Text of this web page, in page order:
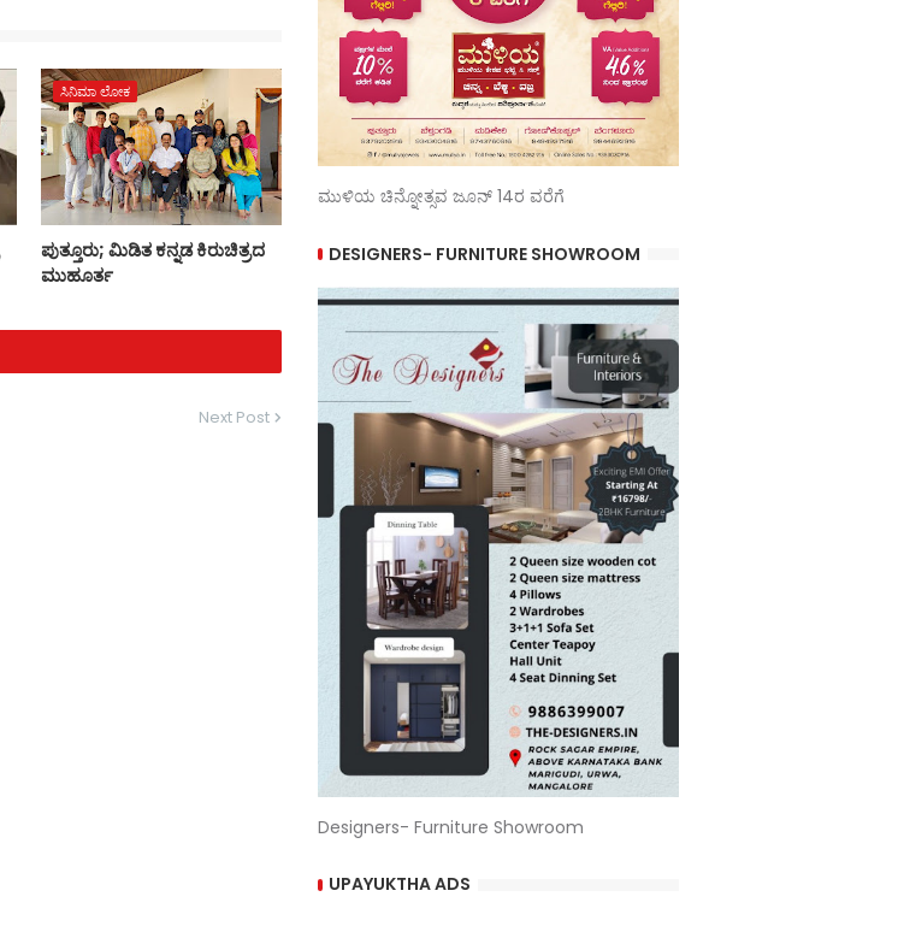
ಸಿನಿಮಾ ಲೋಕ
ಪುತ್ತೂರು; ಮಿಡಿತ ಕನ್ನಡ ಕಿರುಚಿತ್ರದ
ಮುಹೂರ್ತ
Next Post
ಮುಳಿಯ ಚಿನ್ನೋತ್ಸವ ಜೂನ್ 14ರ ವರೆಗೆ
DESIGNERS- FURNITURE SHOWROOM
Designers- Furniture Showroom
UPAYUKTHA ADS